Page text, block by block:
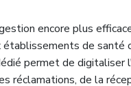
encore plus
établissements de santé
permet de digitaliser
réclamations, de la